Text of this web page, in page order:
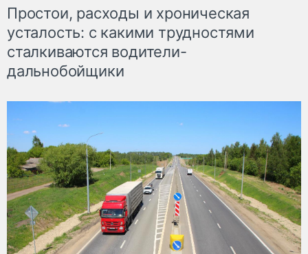
Простои, расходы и хроническая
усталость: с какими трудностями
сталкиваются водители-
дальнобойщики